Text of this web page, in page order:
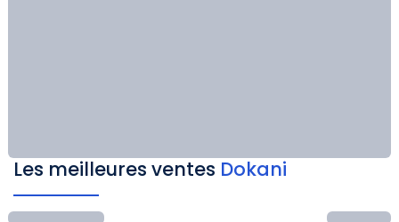
Les meilleures ventes Dokani